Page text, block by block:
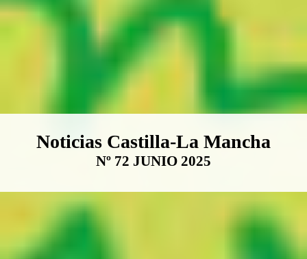
Boletín Noticias Castilla-La
Noticias Castilla-La Mancha
Nº 72 JUNIO 2025